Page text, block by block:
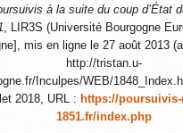
à la suite du coup d’État
, LIR3S (Université Bourgogne
mis en ligne le 27 août 2013
http://tristan.u-
Inculpes/WEB/
2018, URL : https://poursuivis-
1851.fr/index.php